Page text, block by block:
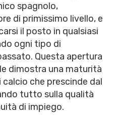
spagnolo,
di primissimo livello, e
il posto in qualsiasi
ogni tipo di
Questa apertura
dimostra una maturità
che prescinde dal
tutto sulla qualità
di impiego.